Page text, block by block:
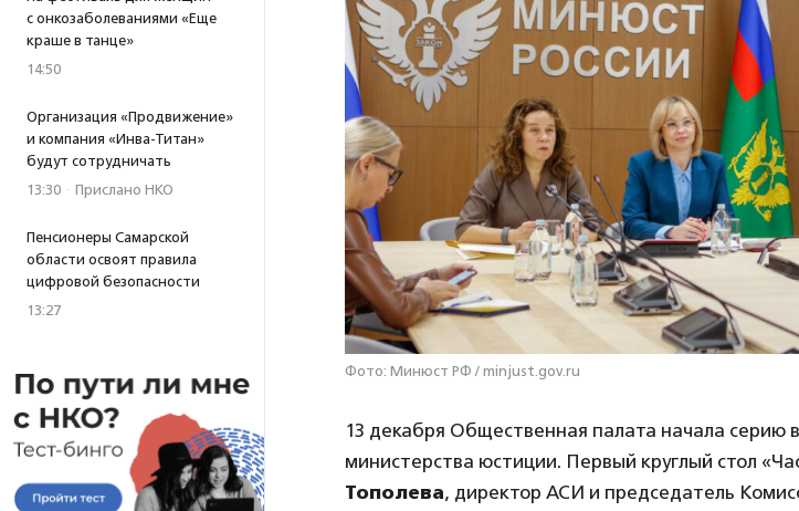
с онкозаболеваниями «Еще
краше в танце»
14:50
Организация «Продвижение»
и компания «Инва-Титан»
будут сотрудничать
13:30 · Прислано НКО
Пенсионеры Самарской
области освоят правила
цифровой безопасности
13:27
Фото: Минюст РФ / minjust.gov.ru
13 декабря Общественная палата начала серию
министерства юстиции. Первый круглый стол
Тополева, директор АСИ и председатель